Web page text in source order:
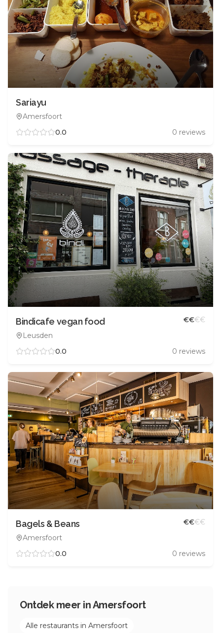
Sariayu
Amersfoort
0.0
0 reviews
Bindicafe vegan food
Leusden
€€€€
0.0 0 reviews
Bagels & Beans
Amersfoort
€€€€
0.0 0 reviews
Ontdek meer inAmersfoort
Alle restaurants in Amersfoort